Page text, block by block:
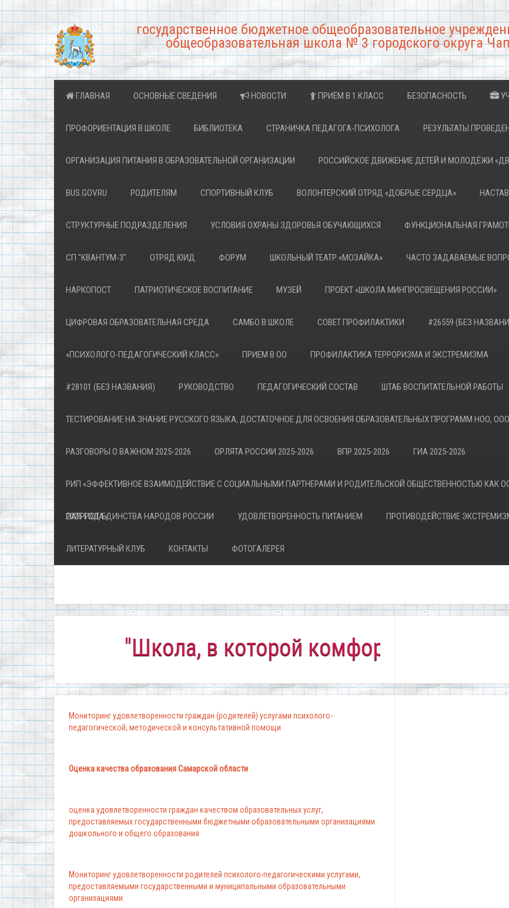
государственное бюджетное общеобразовательное
общеобразовательная школа № 3 городского округа
ГЛАВНАЯ ОСНОВНЫЕ СВЕДЕНИЯ НОВОСТИ ПРИЁМ В 1 КЛАСС БЕЗОПАСНОСТЬ
ПРОФОРИЕНТАЦИЯ В ШКОЛЕ БИБЛИОТЕКА СТРАНИЧКА ПЕДАГОГА-ПСИХОЛОГА РЕЗУЛЬТАТЫ
ОРГАНИЗАЦИЯ ПИТАНИЯ В ОБРАЗОВАТЕЛЬНОЙ ОРГАНИЗАЦИИ РОССИЙСКОЕ ДВИЖЕНИЕ ДЕТЕЙ И МОЛОДЁЖИ
BUS.GOV.RU РОДИТЕЛЯМ СПОРТИВНЫЙ КЛУБ ВОЛОНТЕРСКИЙ ОТРЯД «ДОБРЫЕ СЕРДЦА»
СТРУКТУРНЫЕ ПОДРАЗДЕЛЕНИЯ УСЛОВИЯ ОХРАНЫ ЗДОРОВЬЯ ОБУЧАЮЩИХСЯ ФУНКЦИОНАЛЬНАЯ
СП "КВАНТУМ-3" ОТРЯД ЮИД ФОРУМ ШКОЛЬНЫЙ ТЕАТР «МОЗАЙКА» ЧАСТО ЗАДАВАЕМЫЕ
НАРКОПОСТ ПАТРИОТИЧЕСКОЕ ВОСПИТАНИЕ МУЗЕЙ ПРОЕКТ «ШКОЛА МИНПРОСВЕЩЕНИЯ РОССИИ»
ЦИФРОВАЯ ОБРАЗОВАТЕЛЬНАЯ СРЕДА САМБО В ШКОЛЕ СОВЕТ ПРОФИЛАКТИКИ #26559 (БЕЗ
«ПСИХОЛОГО-ПЕДАГОГИЧЕСКИЙ КЛАСС» ПРИЕМ В ОО ПРОФИЛАКТИКА ТЕРРОРИЗМА И ЭКСТРЕМИЗМА
#28101 (БЕЗ НАЗВАНИЯ) РУКОВОДСТВО ПЕДАГОГИЧЕСКИЙ СОСТАВ ШТАБ ВОСПИТАТЕЛЬНОЙ РАБОТЫ
ТЕСТИРОВАНИЕ НА ЗНАНИЕ РУССКОГО ЯЗЫКА, ДОСТАТОЧНОЕ ДЛЯ ОСВОЕНИЯ ОБРАЗОВАТЕЛЬНЫХ ПРОГРАММ НОО,
РАЗГОВОРЫ О ВАЖНОМ 2025-2026 ОРЛЯТА РОССИИ 2025-2026 ВПР 2025-2026 ГИА 2025-2026
РИП «ЭФФЕКТИВНОЕ ВЗАИМОДЕЙСТВИЕ С СОЦИАЛЬНЫМИ ПАРТНЕРАМИ И РОДИТЕЛЬСКОЙ ОБЩЕСТВЕННОСТЬЮ КАК
ПАТРИОТА»
2026 ГОД ЕДИНСТВА НАРОДОВ РОССИИ УДОВЛЕТВОРЕННОСТЬ ПИТАНИЕМ ПРОТИВОДЕЙСТВИЕ
ЛИТЕРАТУРНЫЙ КЛУБ КОНТАКТЫ ФОТОГАЛЕРЕЯ
"Школа, в которой комфортно всем!"
Мониторинг удовлетворенности граждан (родителей) услугами психолого-
педагогической, методической и консультативной помощи
Оценка качества образования Самарской области
оценка удовлетворенности граждан качеством образовательных услуг,
предоставляемых государственными бюджетными образовательными организациями
дошкольного и общего образования
Мониторинг удовлетворенности родителей психолого-педагогическими услугами,
предоставляемыми государственными и муниципальными образовательными
организациями.